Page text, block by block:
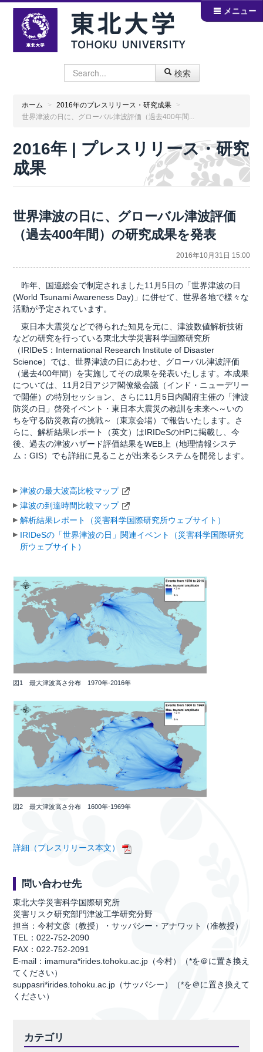
検索
メニュー
ホーム > 2016年のプレスリリース・研究成果
>
世界津波の日に、グローバル津波評価（過去400年間...
2016年 | プレスリリース・研究
成果
世界津波の日に、グローバル津波評価
（過去400年間）の研究成果を発表
2016年10月31日 15:00
昨年、国連総会で制定されました11月5日の「世界津波の日
(World Tsunami Awareness Day)」に併せて、世界各地で様々な
活動が予定されています。
東日本大震災などで得られた知見を元に、津波数値解析技術
などの研究を行っている東北大学災害科学国際研究所
（IRIDeS：International Research Institute of Disaster
Science）では、世界津波の日にあわせ、グローバル津波評価
（過去400年間）を実施してその成果を発表いたします。本成果
については、11月2日アジア閣僚級会議（インド・ニューデリー
で開催）の特別セッション、さらに11月5日内閣府主催の「津波
防災の日」啓発イベント・東日本大震災の教訓を未来へ～いの
ちを守る防災教育の挑戦～（東京会場）で報告いたします。さ
らに、解析結果レポート（英文）はIRIDeSのHPに掲載し、今
後、過去の津波ハザード評価結果をWEB上（地理情報システ
ム：GIS）でも詳細に見ることが出来るシステムを開発します。
津波の最大波高比較マップ
津波の到達時間比較マップ
解析結果レポート（災害科学国際研究所ウェブサイト）
IRIDeSの「世界津波の日」関連イベント（災害科学国際研究
所ウェブサイト）
図1 最大津波高さ分布 1970年-2016年
図2 最大津波高さ分布 1600年-1969年
詳細（プレスリリース本文）
問い合わせ先
東北大学災害科学国際研究所
災害リスク研究部門津波工学研究分野
担当：今村文彦（教授）・サッパシー・アナワット（准教授）
TEL：022-752-2090
FAX：022-752-2091
E-mail：imamura*irides.tohoku.ac.jp（今村）（*を＠に置き換え
てください）
suppasri*irides.tohoku.ac.jp（サッパシー）（*を＠に置き換えて
ください）
カテゴリ